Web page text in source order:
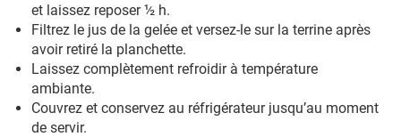
et laissez reposer ½ h.
Filtrez le jus de la gelée et versez-le sur la terrine après
avoir retiré la planchette.
Laissez complètement refroidir à température
ambiante.
Couvrez et conservez au réfrigérateur jusqu’au moment
de servir.